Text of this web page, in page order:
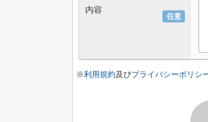
任意
内容
※利用規約及びプライバシーポリシ